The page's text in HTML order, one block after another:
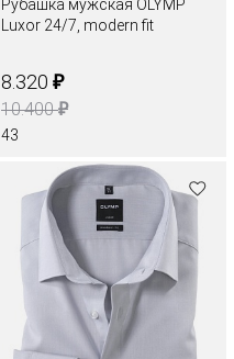
Рубашка мужская OLYMP
Luxor 24/7, modern fit
8.320 ₽
10.400₽
43